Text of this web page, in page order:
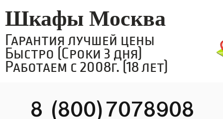
Шкафы Москва
Гарантия лучшей цены
Быстро (Сроки 3 дня)
Работаем с 2008г. (18 лет)
8 (800)7078908